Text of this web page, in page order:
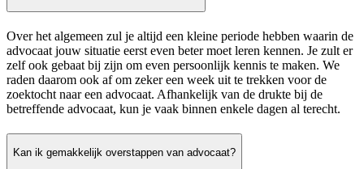
Over het algemeen zul je altijd een kleine periode hebben waarin de
advocaat jouw situatie eerst even beter moet leren kennen. Je zult er
zelf ook gebaat bij zijn om even persoonlijk kennis te maken. We
raden daarom ook af om zeker een week uit te trekken voor de
zoektocht naar een advocaat. Afhankelijk van de drukte bij de
betreffende advocaat, kun je vaak binnen enkele dagen al terecht.
Kan ik gemakkelijk overstappen van advocaat?